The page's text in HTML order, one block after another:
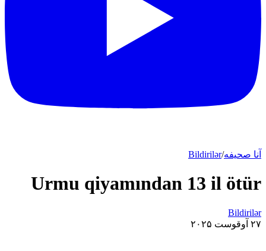
آنا صحیفه/
Bildirilər
Urmu qiyamından 13 il ötür
Bildirilər
۲۷ آوقوست ۲۰۲۵